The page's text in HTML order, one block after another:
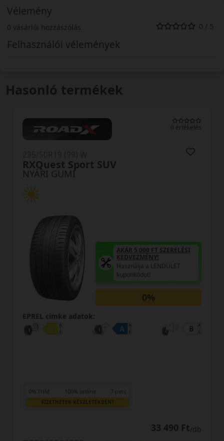
Vélemény
0 vásárlói hozzászólás 0 / 5
Felhasználói vélemények
Hasonló termékek
0 értékelés
NYÁRI GUMI
RXQuest Sport SUV
AKÁR 5.000 FT SZERELÉSI
KEDVEZMÉNY!
Használja a LENDÜLET
kuponkódot!
0%
EPREL cimke adatok:
0% THM 100% online 7 perc
FIZETHETEK RÉSZLETEKBEN?
33 490 Ft/db